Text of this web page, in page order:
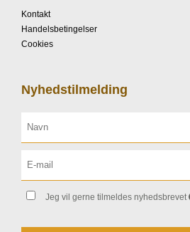
Kontakt
Handelsbetingelser
Cookies
Nyhedstilmelding
Jeg vil gerne tilmeldes nyhedsbrevet